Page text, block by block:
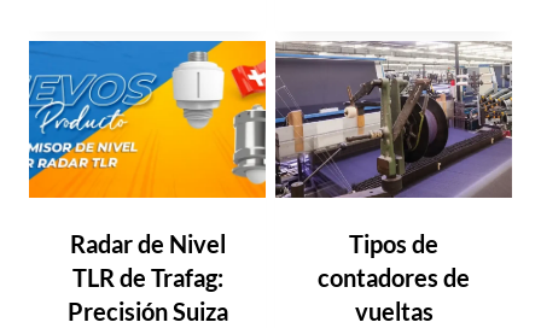
Radar de Nivel
TLR de Trafag:
Precisión Suiza
Tipos de
contadores de
vueltas